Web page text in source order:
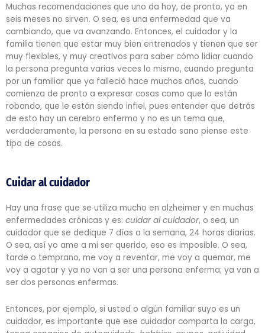
Muchas recomendaciones que uno da hoy, de pronto, ya en
seis meses no sirven. O sea, es una enfermedad que va
cambiando, que va avanzando. Entonces, el cuidador y la
familia tienen que estar muy bien entrenados y tienen que ser
muy flexibles, y muy creativos para saber cómo lidiar cuando
la persona pregunta varias veces lo mismo, cuando pregunta
por un familiar que ya falleció hace muchos años, cuando
comienza de pronto a expresar cosas como que lo están
robando, que le están siendo infiel, pues entender que detrás
de esto hay un cerebro enfermo y no es un tema que,
verdaderamente, la persona en su estado sano piense este
tipo de cosas.
Cuidar al cuidador
Hay una frase que se utiliza mucho en alzheimer y en muchas
enfermedades crónicas y es: cuidar al cuidador, o sea, un
cuidador que se dedique 7 días a la semana, 24 horas diarias.
O sea, así yo ame a mi ser querido, eso es imposible. O sea,
tarde o temprano, me voy a reventar, me voy a quemar, me
voy a agotar y ya no van a ser una persona enferma; ya van a
ser dos personas enfermas.
Entonces, por ejemplo, si usted o algún familiar suyo es un
cuidador, es importante que ese cuidador comparta la carga,